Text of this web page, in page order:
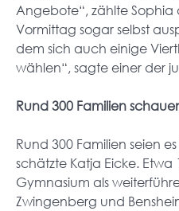
Angebote“, zählte
Vormittag sogar selbst
dem sich auch einige
wählen“, sagte einer der
Rund 300 Familien
Rund 300 Familien seien
schätzte Katja Eicke. Etwa
Gymnasium als
Zwingenberg und